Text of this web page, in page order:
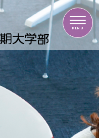
MENU